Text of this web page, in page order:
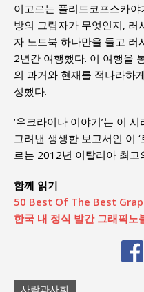
이고르는 폴리트코프스카
방의 그림자가 무엇인지, 러
자 노트북 하나만을 들고 러
2년간 여행했다. 이 여행을
의 과거와 현재를 적나라하
성했다.
‘우크라이나 이야기’는 이
그려낸 생생한 보고서인 이
르는 2012년 이탈리아 최
함께 읽기
50 Best Of The Best
한국 내 정식 발간 그래픽노
사람과사회